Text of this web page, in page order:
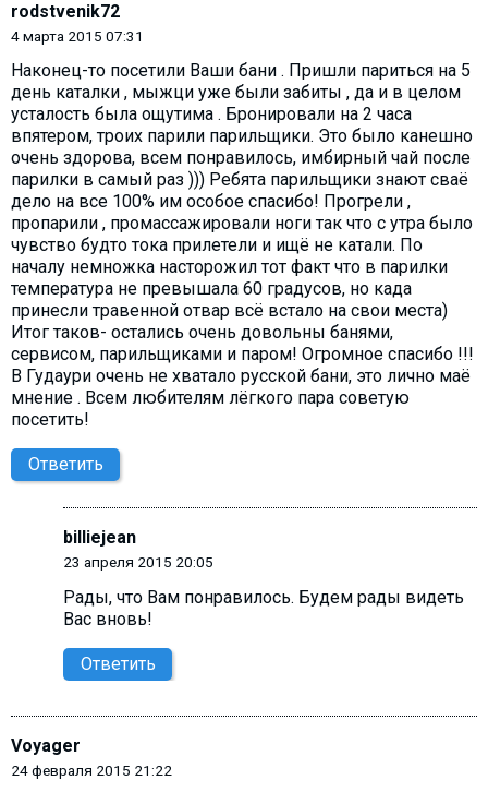
rodstvenik72
4 марта 2015 07:31
Наконец-то посетили Ваши бани . Пришли париться на 5
день каталки , мыжци уже были забиты , да и в целом
усталость была ощутима . Бронировали на 2 часа
впятером, троих парили парильщики. Это было канешно
очень здорова, всем понравилось, имбирный чай после
парилки в самый раз ))) Ребята парильщики знают сваё
дело на все 100% им особое спасибо! Прогрели ,
пропарили , промассажировали ноги так что с утра было
чувство будто тока прилетели и ищё не катали. По
началу немножка насторожил тот факт что в парилки
температура не превышала 60 градусов, но када
принесли травенной отвар всё встало на свои места)
Итог таков- остались очень довольны банями,
сервисом, парильщиками и паром! Огромное спасибо !!!
В Гудаури очень не хватало русской бани, это лично маё
мнение . Всем любителям лёгкого пара советую
посетить!
Ответить
billiejean
23 апреля 2015 20:05
Рады, что Вам понравилось. Будем рады видеть
Вас вновь!
Ответить
Voyager
24 февраля 2015 21:22